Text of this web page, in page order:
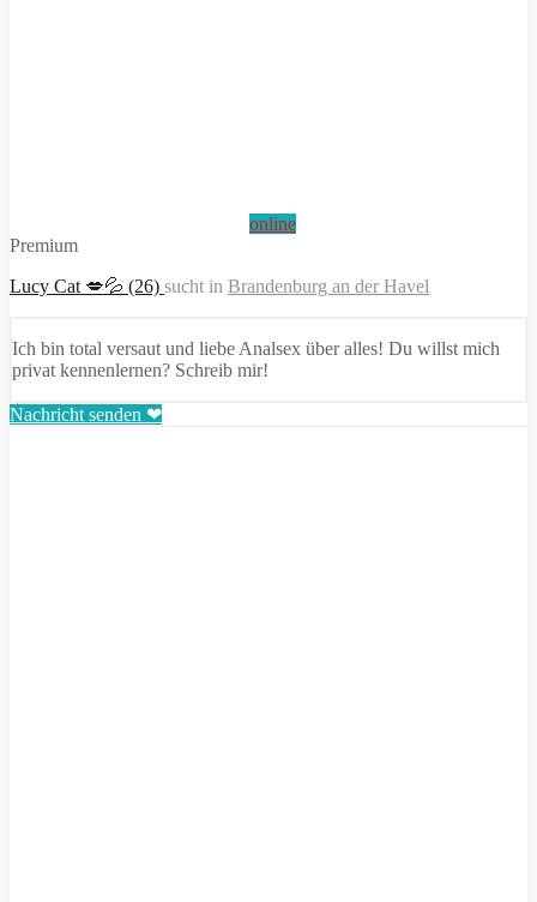
online
Premium
Lucy Cat 💋💦 (26) sucht in Brandenburg an der Havel
Ich bin total versaut und liebe Analsex über alles! Du willst mich
privat kennenlernen? Schreib mir!
Nachricht senden ❤